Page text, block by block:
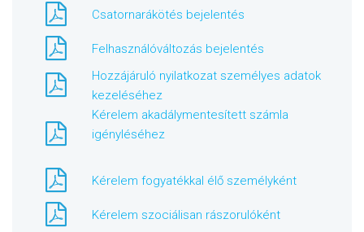
Csatornarákötés bejelentés
Felhasználóváltozás bejelentés
Hozzájáruló nyilatkozat személyes adatok
kezeléséhez
Kérelem akadálymentesített számla
igényléséhez
Kérelem fogyatékkal élő személyként
Kérelem szociálisan rászorulóként